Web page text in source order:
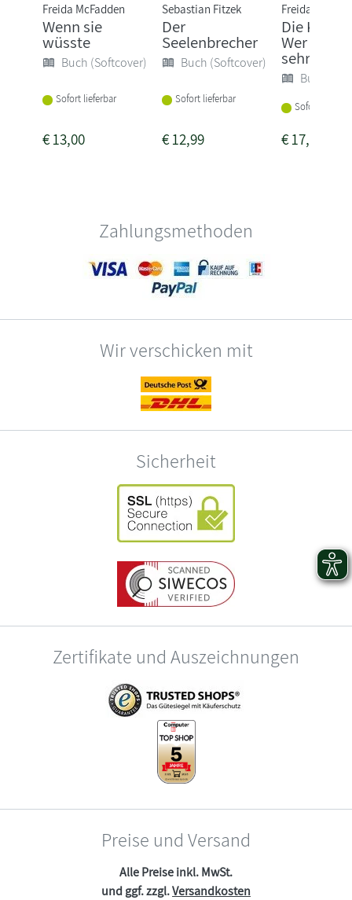
Freida McFadden
Wenn sie
wüsste
Buch (Softcover)
Sofort lieferbar
€13,00
Sebastian Fitzek
Der
Seelenbrecher
Buch (Softcover)
Sofort lieferbar
€12,99
Freida
Die
Wer hat
sehr
Buch
Sofort
€17,00
Zahlungsmethoden
Wir verschicken mit
Sicherheit
Zertifikate und Auszeichnungen
Preise und Versand
Alle Preise inkl. MwSt.
und ggf. zzgl.Versandkosten